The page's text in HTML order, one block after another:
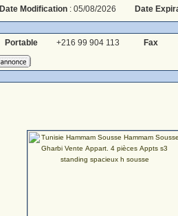
Date Modification: 05/08/2026 Date
Portable +216 99 904 113 Fax